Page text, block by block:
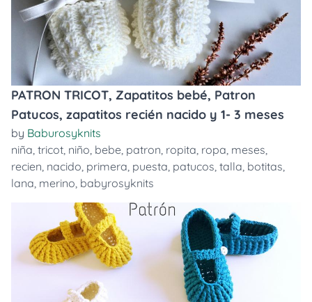
PATRON TRICOT, Zapatitos bebé, Patron
Patucos, zapatitos recién nacido y 1- 3 meses
by Baburosyknits
niña, tricot, niño, bebe, patron, ropita, ropa, meses,
recien, nacido, primera, puesta, patucos, talla, botitas,
lana, merino, babyrosyknits